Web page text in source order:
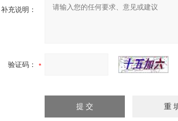
补充说明：
验证码：